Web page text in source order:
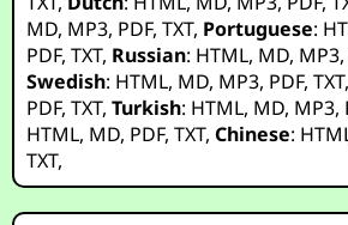
MD, MP3, PDF,TXT, Portuguese:
PDF,TXT, Russian: HTML, MD, MP3,
Swedish: HTML, MD, MP3, PDF,TXT
PDF,TXT,Turkish: HTML, MD, MP3,
HTML, MD, PDF,TXT,Chinese:
TXT,